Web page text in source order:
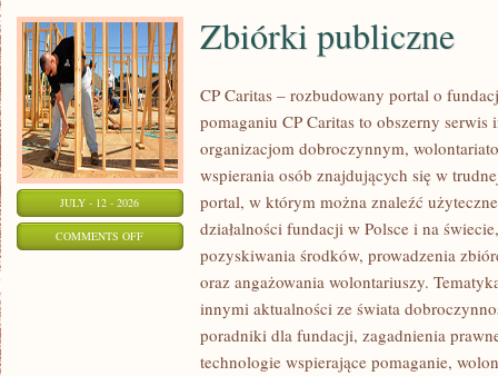
JULY - 12 - 2026
COMMENTS OFFON
PUBLICZNE
Zbiórki publiczne
CP Caritas – rozbudowany portal o
pomaganiu CP Caritas to obszerny
organizacjom dobroczynnym,
wspierania osób znajdujących się w
portal, w którym można znaleźć
działalności fundacji w Polsce i na
pozyskiwania środków, prowadzenia
oraz angażowania wolontariuszy.
innymi aktualności ze świata
poradniki dla fundacji, zagadnienia
technologie wspierające pomaganie,